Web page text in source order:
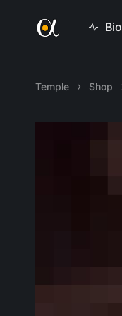
Bio
Temple Shop